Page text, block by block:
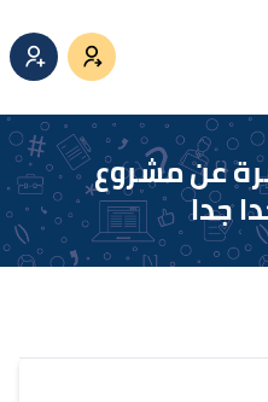
عن مشروع
جدا